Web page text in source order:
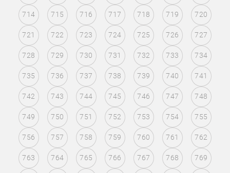
714 715 716 717 718 719 720
721 722 723 724 725 726 727
728 729 730 731 732 733 734
735 736 737 738 739 740 741
742 743 744 745 746 747 748
749 750 751 752 753 754 755
756 757 758 759 760 761 762
763 764 765 766 767 768 769